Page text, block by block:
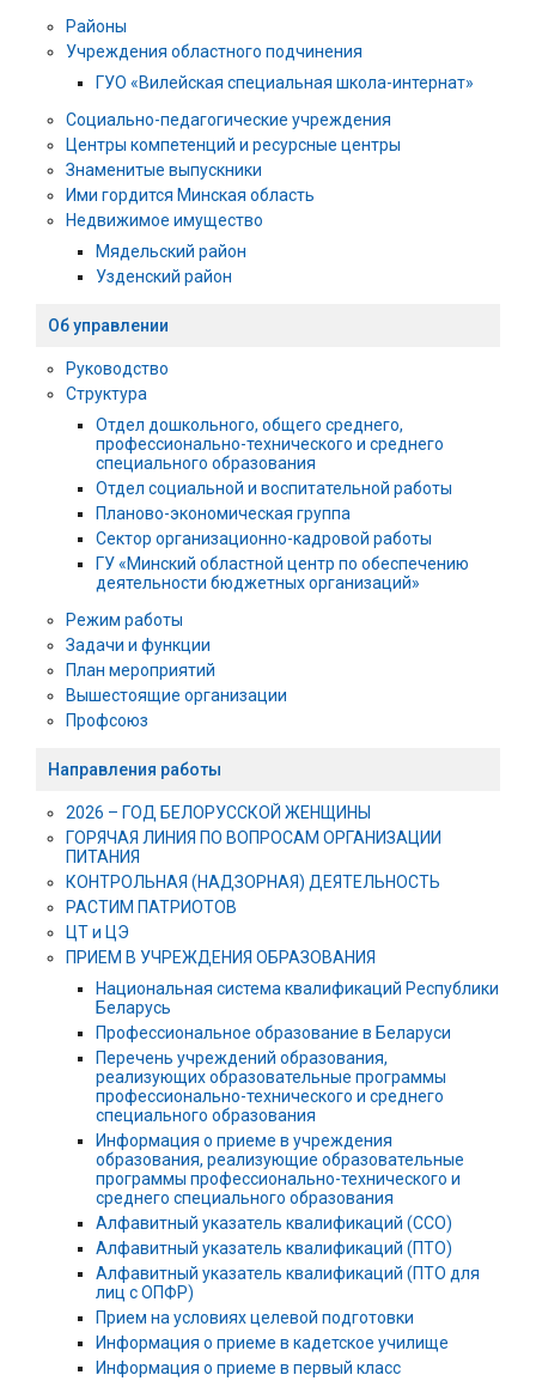
Районы
Учреждения областного подчинения
ГУО «Вилейская специальная школа-интернат»
Социально-педагогические учреждения
Центры компетенций и ресурсные центры
Знаменитые выпускники
Ими гордится Минская область
Недвижимое имущество
Мядельский район
Узденский район
Об управлении
Руководство
Структура
Отдел дошкольного, общего среднего,
профессионально-технического и среднего
специального образования
Отдел социальной и воспитательной работы
Планово-экономическая группа
Сектор организационно-кадровой работы
ГУ «Минский областной центр по обеспечению
деятельности бюджетных организаций»
Режим работы
Задачи и функции
План мероприятий
Вышестоящие организации
Профсоюз
Направления работы
2026 – ГОД БЕЛОРУССКОЙ ЖЕНЩИНЫ
ГОРЯЧАЯ ЛИНИЯ ПО ВОПРОСАМ ОРГАНИЗАЦИИ
ПИТАНИЯ
КОНТРОЛЬНАЯ (НАДЗОРНАЯ) ДЕЯТЕЛЬНОСТЬ
РАСТИМ ПАТРИОТОВ
ЦТ и ЦЭ
ПРИЕМ В УЧРЕЖДЕНИЯ ОБРАЗОВАНИЯ
Национальная система квалификаций Республики
Беларусь
Профессиональное образование в Беларуси
Перечень учреждений образования,
реализующих образовательные программы
профессионально-технического и среднего
специального образования
Информация о приеме в учреждения
образования, реализующие образовательные
программы профессионально-технического и
среднего специального образования
Алфавитный указатель квалификаций (ССО)
Алфавитный указатель квалификаций (ПТО)
Алфавитный указатель квалификаций (ПТО для
лиц с ОПФР)
Прием на условиях целевой подготовки
Информация о приеме в кадетское училище
Информация о приеме в первый класс